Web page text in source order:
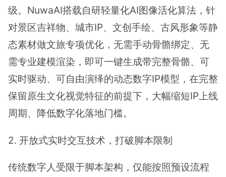
级。NuwaAI搭载自研轻量化AI图像活化算法，针
对景区吉祥物、城市IP、文创手绘、古风形象等静
态素材做文旅专项优化，无需手动骨骼绑定、无
需专业建模渲染，即可一键生成带完整骨骼、可
实时驱动、可自由演绎的动态数字IP模型，在完整
保留原生文化视觉特征的前提下，大幅缩短IP上线
周期、降低数字化落地门槛。
2. 开放式实时交互技术，打破脚本限制
传统数字人受限于脚本架构，仅能按照预设流程